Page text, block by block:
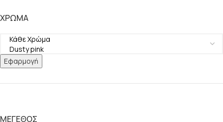
ΧΡΏΜΑ
Εφαρμογή
ΜΈΓΕΘΟΣ